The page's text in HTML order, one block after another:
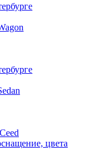
цвета